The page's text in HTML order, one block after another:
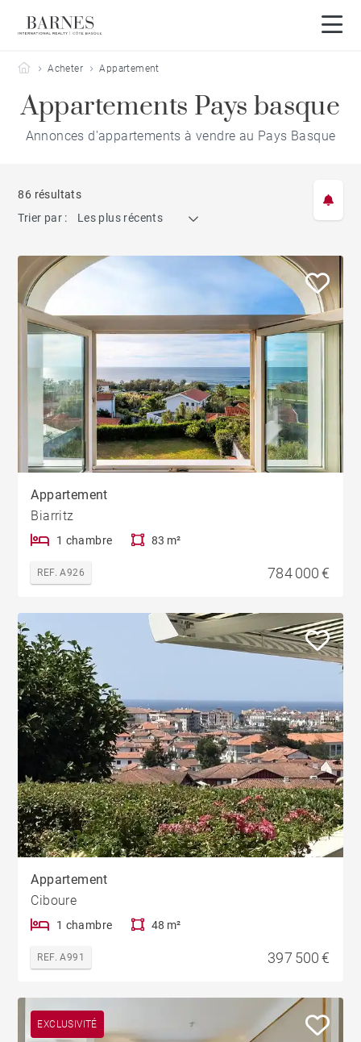
Barnes Côte Basque
Acheter Appartement
Appartements Pays basque
Annonces d'appartements à vendre au Pays Basque
86 résultats
Trier par :
Les plus récents
Appartement
Biarritz
1 chambre 83 m²
REF. A926 784 000 €
Appartement
Ciboure
1 chambre 48 m²
REF. A991 397 500 €
EXCLUSIVITÉ